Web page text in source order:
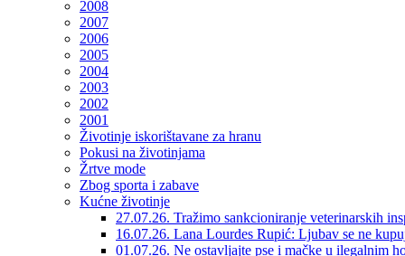
2008
2007
2006
2005
2004
2003
2002
2001
Životinje iskorištavane za hranu
Pokusi na životinjama
Žrtve mode
Zbog sporta i zabave
Kućne životinje
27.07.26. Tražimo sankcioniranje veterinarskih
16.07.26. Lana Lourdes Rupić: Ljubav se ne
01.07.26. Ne ostavljajte pse i mačke u ilegalnim